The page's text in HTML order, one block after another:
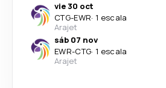
vie 30 oct
CTG-EWR· 1 escala
Arajet
sáb 07 nov
EWR-CTG· 1 escala
Arajet